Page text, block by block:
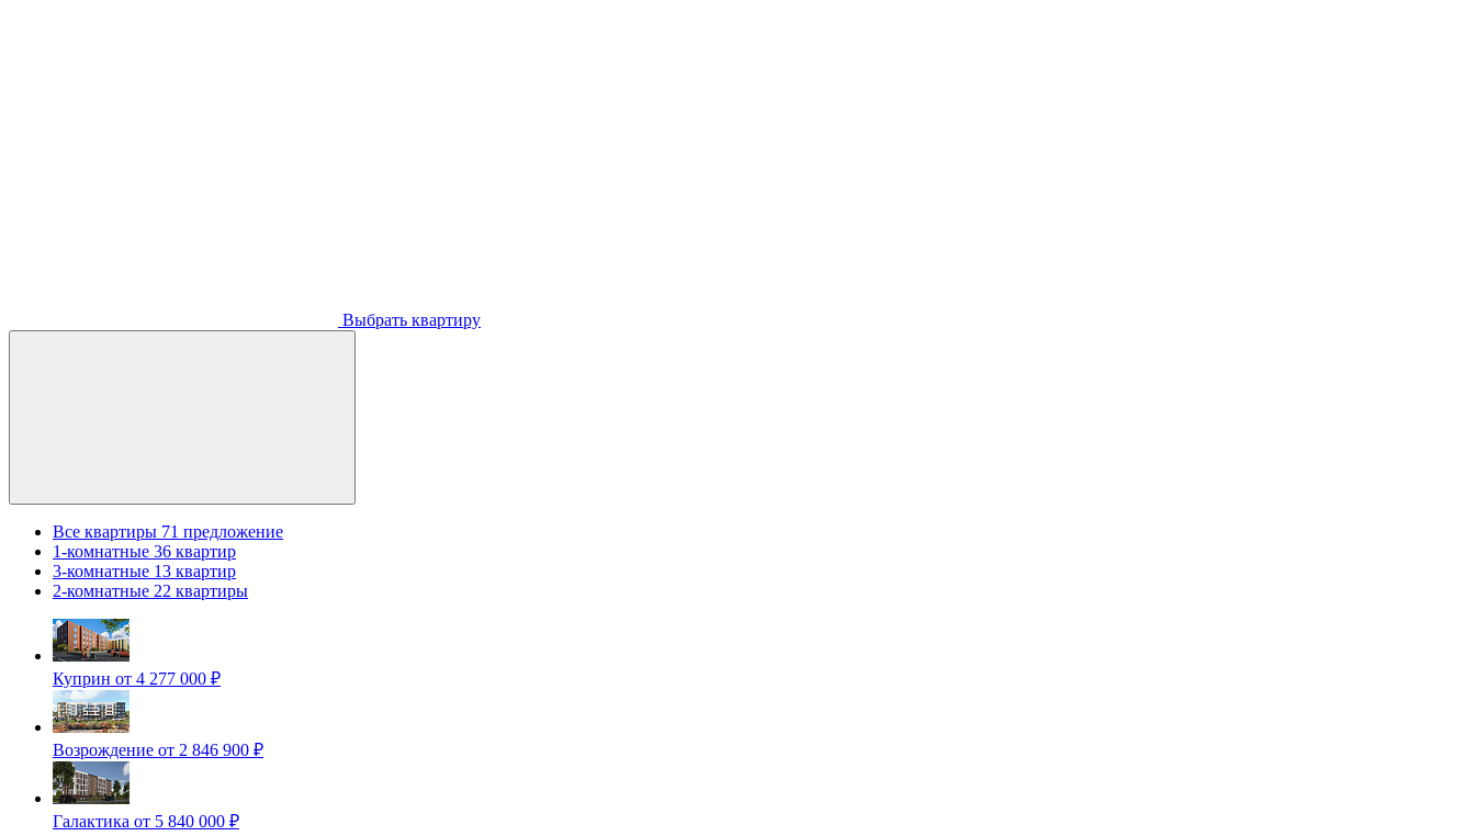
Выбрать квартиру
Все квартиры 71 предложение
1-комнатные 36 квартир
3-комнатные 13 квартир
2-комнатные 22 квартиры
Куприн от 4 277 000 ₽
Возрождение от 2 846 900 ₽
Галактика от 5 840 000 ₽